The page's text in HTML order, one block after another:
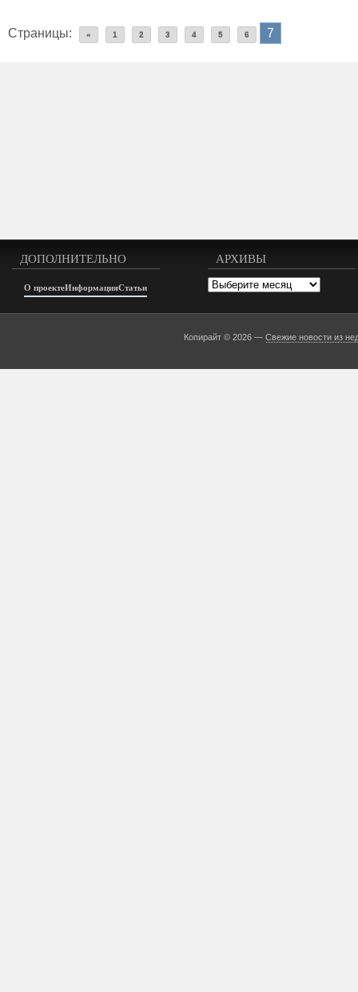
Страницы: « 1 2 3 4 5 6 7
ДОПОЛНИТЕЛЬНО
О проектеИнформацияСтатьи
АРХИВЫ
Архивы
Копирайт © 2026 —Свежие новости из